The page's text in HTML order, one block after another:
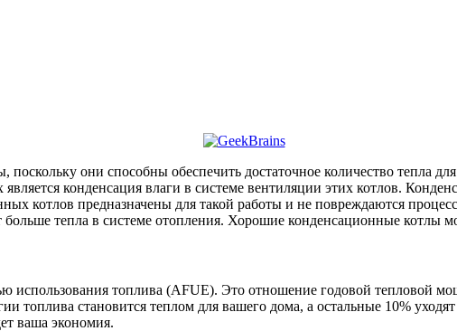
они способны обеспечить достаточное количество тепла
является конденсация влаги в системе вентиляции этих котлов.
котлов предназначены для такой работы и не повреждаются
тепла в системе отопления. Хорошие конденсационные котлы
использования топлива (AFUE). Это отношение годовой тепловой
топлива становится теплом для вашего дома, а остальные 10%
ваша экономия.